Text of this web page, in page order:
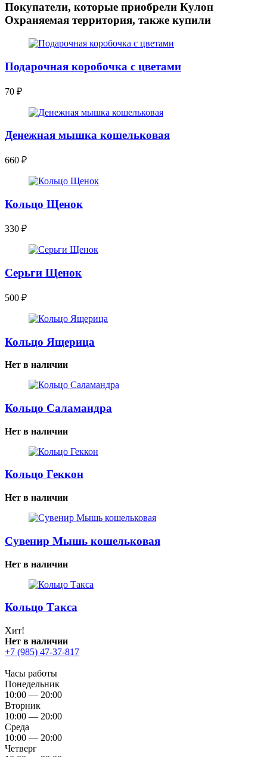
Покупатели, которые приобрели Кулон
Охраняемая территория, также купили
Подарочная коробочка с цветами
70 ₽
Денежная мышка кошельковая
660 ₽
Кольцо Щенок
330 ₽
Серьги Щенок
500 ₽
Кольцо Ящерица
Нет в наличии
Кольцо Саламандра
Нет в наличии
Кольцо Геккон
Нет в наличии
Сувенир Мышь кошельковая
Нет в наличии
Кольцо Такса
Хит!
Нет в наличии
+7 (985) 47-37-817
Часы работы
Понедельник
10:00 — 20:00
Вторник
10:00 — 20:00
Среда
10:00 — 20:00
Четверг